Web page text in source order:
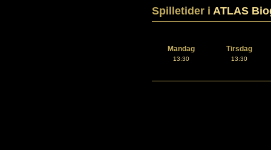
Spilletider i ATLAS
Mandag Tirsdag
13:30 13:30